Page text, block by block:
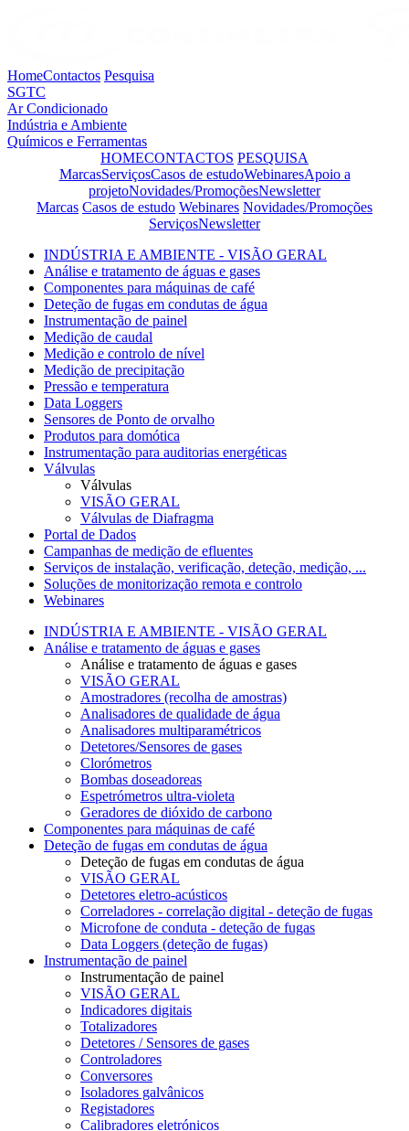
HomeContactos Pesquisa
SGTC
Ar Condicionado
Indústria e Ambiente
Químicos e Ferramentas
HOMECONTACTOS PESQUISA
MarcasServiçosCasos de estudoWebinaresApoio a
projetoNovidades/PromoçõesNewsletter
Marcas Casos de estudo Webinares Novidades/Promoções
ServiçosNewsletter
INDÚSTRIA E AMBIENTE - VISÃO GERAL
Análise e tratamento de águas e gases
Componentes para máquinas de café
Deteção de fugas em condutas de água
Instrumentação de painel
Medição de caudal
Medição e controlo de nível
Medição de precipitação
Pressão e temperatura
Data Loggers
Sensores de Ponto de orvalho
Produtos para domótica
Instrumentação para auditorias energéticas
Válvulas
Válvulas
VISÃO GERAL
Válvulas de Diafragma
Portal de Dados
Campanhas de medição de efluentes
Serviços de instalação, verificação, deteção, medição, ...
Soluções de monitorização remota e controlo
Webinares
INDÚSTRIA E AMBIENTE - VISÃO GERAL
Análise e tratamento de águas e gases
Análise e tratamento de águas e gases
VISÃO GERAL
Amostradores (recolha de amostras)
Analisadores de qualidade de água
Analisadores multiparamétricos
Detetores/Sensores de gases
Clorómetros
Bombas doseadoreas
Espetrómetros ultra-violeta
Geradores de dióxido de carbono
Componentes para máquinas de café
Deteção de fugas em condutas de água
Deteção de fugas em condutas de água
VISÃO GERAL
Detetores eletro-acústicos
Correladores - correlação digital - deteção de fugas
Microfone de conduta - deteção de fugas
Data Loggers (deteção de fugas)
Instrumentação de painel
Instrumentação de painel
VISÃO GERAL
Indicadores digitais
Totalizadores
Detetores / Sensores de gases
Controladores
Conversores
Isoladores galvânicos
Registadores
Calibradores eletrónicos